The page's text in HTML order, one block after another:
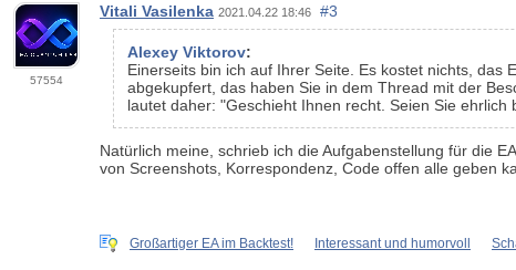
57554
Vitali Vasilenka 2021.04.22 18:46 #3
Alexey Viktorov:
Einerseits bin ich auf Ihrer Seite. Es kostet nichts, das
abgekupfert, das haben Sie in dem Thread mit der
lautet daher: "Geschieht Ihnen recht. Seien Sie ehrlich
Natürlich meine, schrieb ich die Aufgabenstellung für die
von Screenshots, Korrespondenz, Code offen alle geben
Großartiger EA im Backtest! Interessant und humorvoll